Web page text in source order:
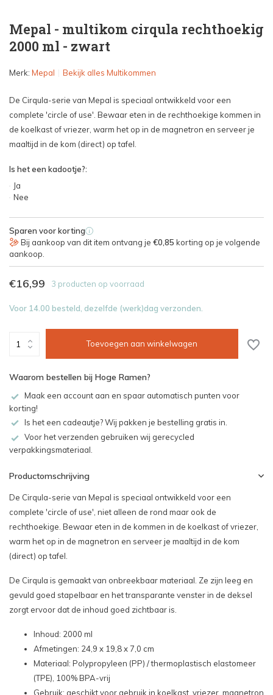
Mepal - multikom cirqula rechthoekig
2000 ml - zwart
Merk: Mepal Bekijk alles Multikommen
De Cirqula-serie van Mepal is speciaal ontwikkeld voor een
complete 'circle of use'. Bewaar eten in de rechthoekige kommen in
de koelkast of vriezer, warm het op in de magnetron en serveer je
maaltijd in de kom (direct) op tafel.
Is het een kadootje?:
Ja
Nee
Sparen voor korting i
Bij aankoop van dit item ontvang je €0,85 korting op je volgende
aankoop.
€16,99 3 producten op voorraad
Voor 14.00 besteld, dezelfde (werk)dag verzonden.
Toevoegen aan winkelwagen
Waarom bestellen bij Hoge Ramen?
Maak een account aan en spaar automatisch punten voor
korting!
Is het een cadeautje? Wij pakken je bestelling gratis in.
Voor het verzenden gebruiken wij gerecycled
verpakkingsmateriaal.
Productomschrijving
De Cirqula-serie van Mepal is speciaal ontwikkeld voor een
complete 'circle of use', niet alleen de rond maar ook de
rechthoekige. Bewaar eten in de kommen in de koelkast of vriezer,
warm het op in de magnetron en serveer je maaltijd in de kom
(direct) op tafel.
De Cirqula is gemaakt van onbreekbaar materiaal. Ze zijn leeg en
gevuld goed stapelbaar en het transparante venster in de deksel
zorgt ervoor dat de inhoud goed zichtbaar is.
Inhoud: 2000 ml
Afmetingen: 24,9 x 19,8 x 7,0 cm
Materiaal: Polypropyleen (PP) / thermoplastisch elastomeer
(TPE), 100% BPA-vrij
Gebruik: geschikt voor gebruik in koelkast, vriezer, magnetron